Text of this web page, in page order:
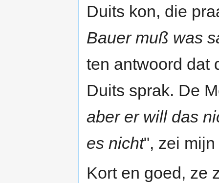
Duits kon, die
Bauer muß was
ten antwoord dat
Duits sprak. De
aber er will das
es nicht", zei
Kort en goed, ze